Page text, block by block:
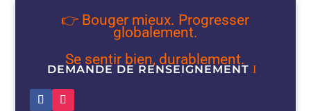
👉 Bouger mieux. Progresser
globalement.
Se sentir bien, durablement.
DEMANDE DE RENSEIGNEMENT